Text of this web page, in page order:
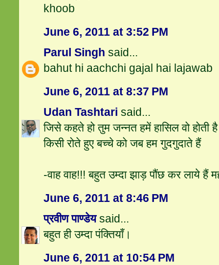
khoob
June 6, 2011 at 3:52 PM
Parul Singh said...
bahut hi aachchi gajal hai lajawab
June 6, 2011 at 8:37 PM
Udan Tashtari said...
जिसे कहते हो तुम जन्नत हमें हासिल वो होती है
किसी रोते हुए बच्चे को जब हम गुदगुदाते हैं
-वाह वाह!!! बहुत उम्दा झाड़ पौंछ कर लाये हैं
June 6, 2011 at 8:46 PM
प्रवीण पाण्डेयsaid...
बहुत ही उम्दा पंक्तियाँ।
June 6, 2011 at 10:54 PM